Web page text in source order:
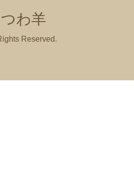
わ羊
Reserved.